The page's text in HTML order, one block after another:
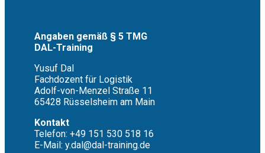
Angaben gemäß § 5 TMG
DAL-Training
Yusuf Dal
Fachdozent für Logistik
Adolf-von-Menzel Straße 11
65428 Rüsselsheim am Main
Kontakt
Telefon: +49 151 530 518 16
E-Mail: y.dal@dal-training.de